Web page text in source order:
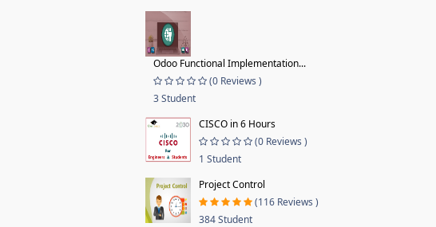
Odoo Functional Implementation...
(0 Reviews )
3 Student
CISCO in 6 Hours
(0 Reviews )
1 Student
Project Control
(116 Reviews )
384 Student